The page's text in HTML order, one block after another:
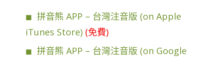
拼音熊 APP – 台灣注音版 (on Apple
iTunes Store) (免費)
拼音熊 APP – 台灣注音版 (on Google